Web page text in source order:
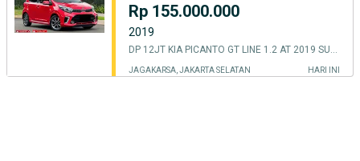
Rp 155.000.000
2019
DP 12JT KIA PICANTO GT LINE 1.2 AT 2019 SUNROOF KM.69RB PAJAK PANJANG
JAGAKARSA, JAKARTA SELATAN HARI INI